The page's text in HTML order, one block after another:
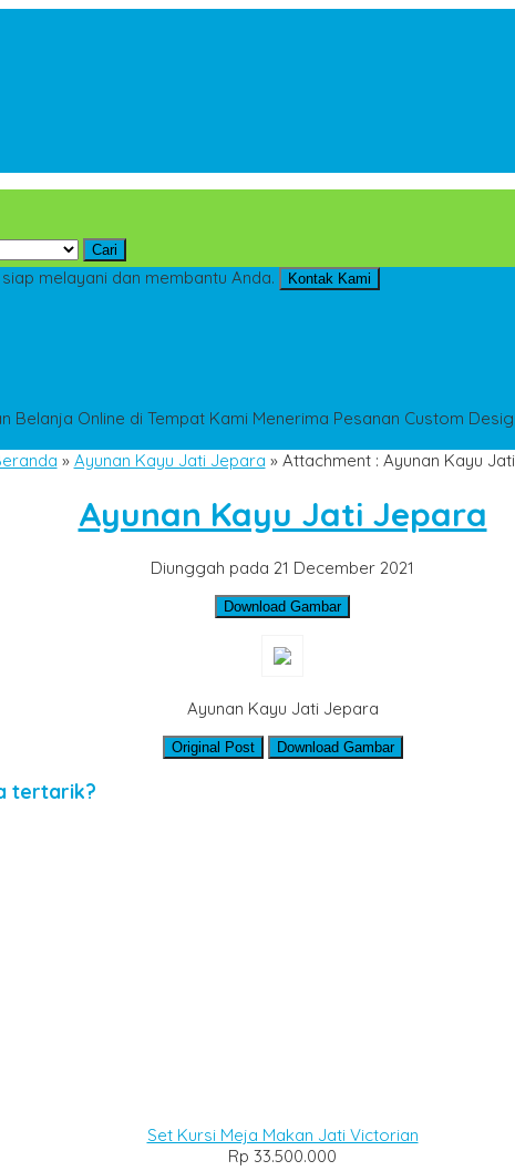
Cari
siap melayani dan membantu Anda. Kontak Kami
Belanja Online di Tempat Kami Menerima Pesanan Custom
» Ayunan Kayu Jati Jepara » Attachment : Ayunan Kayu
Ayunan Kayu Jati Jepara
Diunggah pada 21 December 2021
Download Gambar
Ayunan Kayu Jati Jepara
Original Post Download Gambar
tertarik?
Set Kursi Meja Makan Jati Victorian
Rp 33.500.000